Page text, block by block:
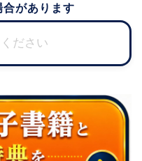
があります